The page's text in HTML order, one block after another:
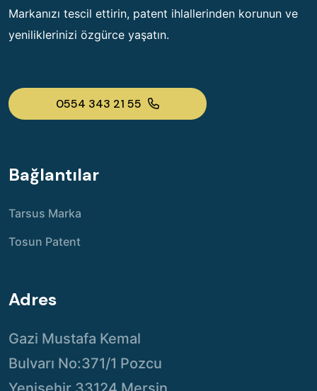
Markanızı tescil ettirin, patent ihlallerinden korunun ve
yeniliklerinizi özgürce yaşatın.
0554 343 21 55
Bağlantılar
Tarsus Marka
Tosun Patent
Adres
Gazi Mustafa Kemal
Bulvarı No:371/1 Pozcu